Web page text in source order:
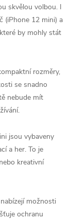
skvělou volbou. I
(iPhone 12 mini) a
by mohly stát
rozměry,
se snadno
nebude mít
jsou vybaveny
a her. To je
kreativní
možnosti
ochranu